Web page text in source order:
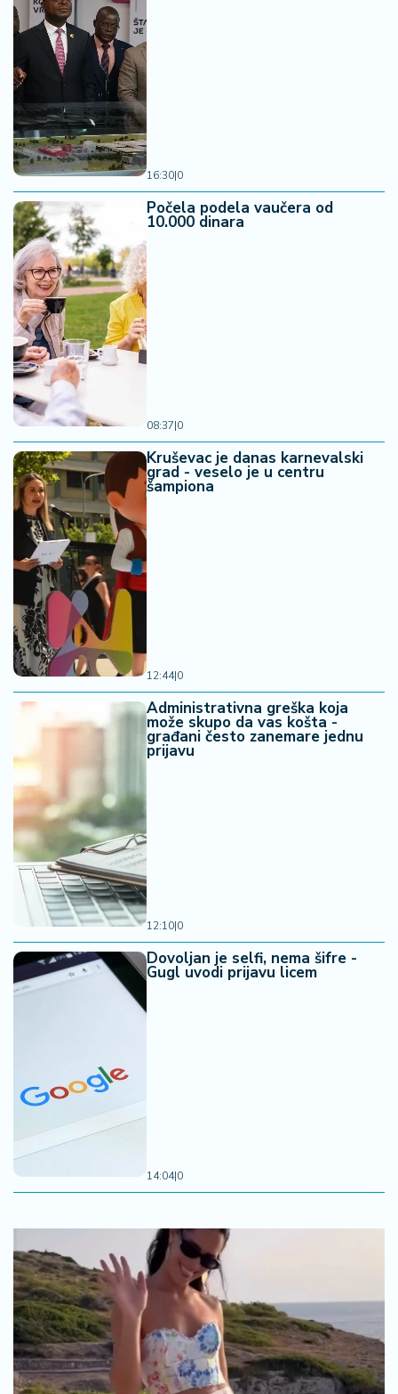
16:30|0
Počela podela vaučera od
10.000 dinara
08:37|0
Kruševac je danas karnevalski
grad - veselo je u centru
šampiona
12:44|0
Administrativna greška koja
može skupo da vas košta -
građani često zanemare jednu
prijavu
12:10|0
Dovoljan je selfi, nema šifre -
Gugl uvodi prijavu licem
14:04|0